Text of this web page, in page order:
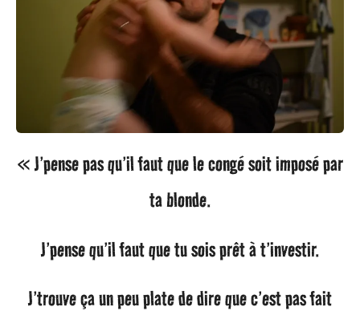
« J’pense pas qu’il faut que le congé soit imposé par
ta blonde.
J’pense qu’il faut que tu sois prêt à t’investir.
J’trouve ça un peu plate de dire que c’est pas fait